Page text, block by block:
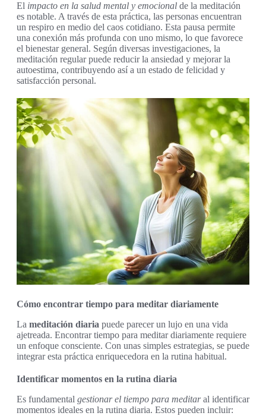
El impacto en la salud mental y emocional de la meditación
es notable. A través de esta práctica, las personas encuentran
un respiro en medio del caos cotidiano. Esta pausa permite
una conexión más profunda con uno mismo, lo que favorece
el bienestar general. Según diversas investigaciones, la
meditación regular puede reducir la ansiedad y mejorar la
autoestima, contribuyendo así a un estado de felicidad y
satisfacción personal.
Cómo encontrar tiempo para meditar diariamente
La meditación diaria puede parecer un lujo en una vida
ajetreada. Encontrar tiempo para meditar diariamente requiere
un enfoque consciente. Con unas simples estrategias, se puede
integrar esta práctica enriquecedora en la rutina habitual.
Identificar momentos en la rutina diaria
Es fundamental gestionar el tiempo para meditaral identificar
momentos ideales en la rutina diaria. Estos pueden incluir: